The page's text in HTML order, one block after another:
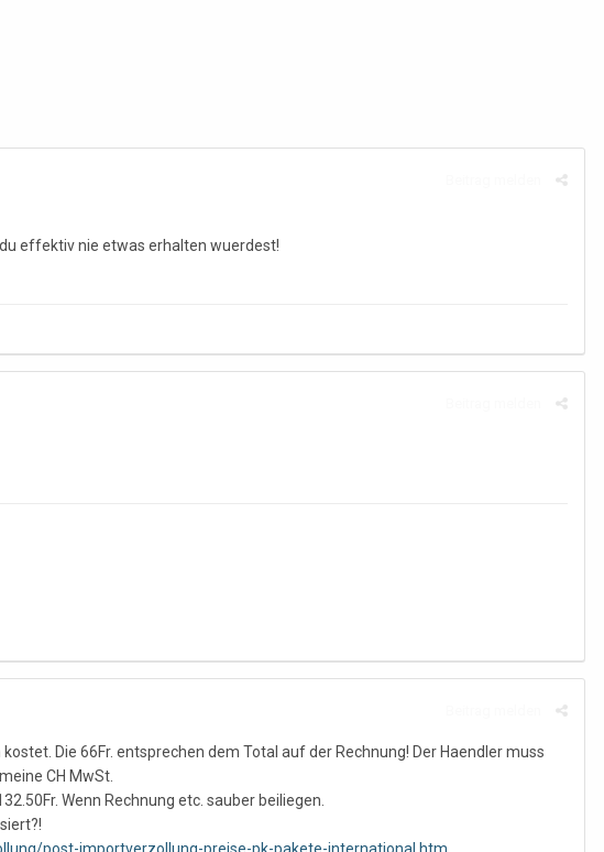
effektiv nie etwas erhalten wuerdest!
Die 66Fr. entsprechen dem Total auf der Rechnung! Der Haendler muss
CH MwSt.
Wenn Rechnung etc. sauber beiliegen.